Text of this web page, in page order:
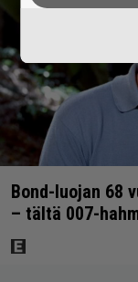
Bond-luojan 68
– tältä 007-